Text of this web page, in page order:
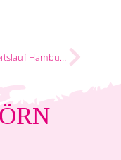
5. Gesundheitslauf Hamburg